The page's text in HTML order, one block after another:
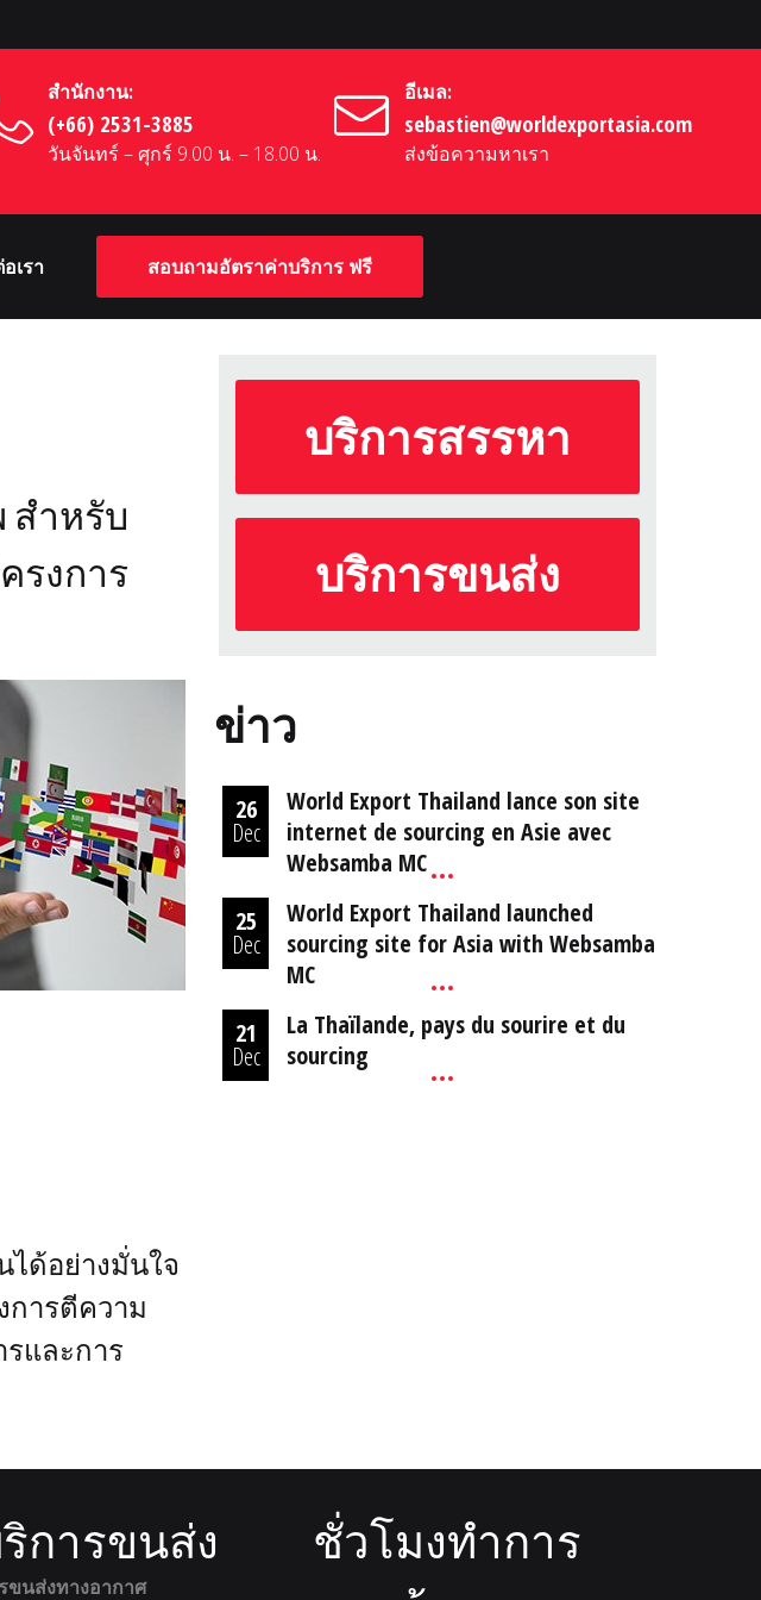
สำนักงาน:
(+66) 2531-3885
วันจันทร์ – ศุกร์ 9.00 น. – 18.00 น.
อีเมล:
sebastien@worldexportasia.com
ส่งข้อความหาเรา
เรา สอบถามอัตราค่าบริการ ฟรี
สำหรับ
รงการ
ด้อย่างมั่นใจ
ารตีความ
และการ
บริการสรรหา
บริการขนส่ง
ข่าว
26
Dec
World Export Thailand lance son site
internet de sourcing en Asie avec
Websamba MC
25
Dec
World Export Thailand launched
sourcing site for Asia with Websamba
MC
21
Dec
La Thaïlande, pays du sourire et du
sourcing
การขนส่ง
ขนส่งทางอากาศ
ชั่วโมงทำการ